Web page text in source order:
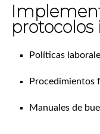
Políticas
Procedimientos
Manuales de